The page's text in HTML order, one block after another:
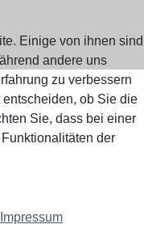
Einige von ihnen sind
andere uns
zu verbessern
ob Sie die
Sie, dass bei einer
der
Impressum